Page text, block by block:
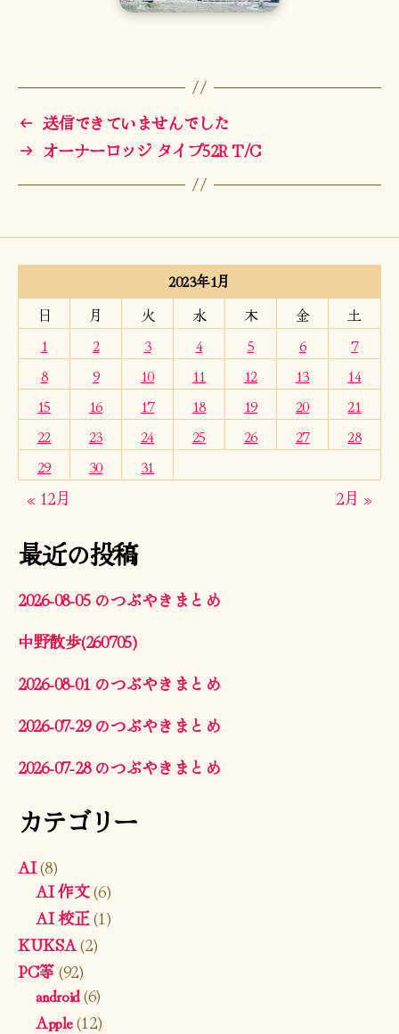
← 送信できていませんでした
→ オーナーロッジ タイプ52R T/C
2023年1月
日
月 火 水 木 金
土
1
2 3 4 5 6
7
8
9 10 11 12 13
14
15
16 17 18 19 20
21
22
23 24 25 26 27
28
29
30 31
« 12月 2月 »
最近の投稿
2026-08-05 のつぶやきまとめ
中野散歩(260705)
2026-08-01 のつぶやきまとめ
2026-07-29 のつぶやきまとめ
2026-07-28 のつぶやきまとめ
カテゴリー
AI(8)
AI 作文(6)
AI 校正(1)
KUKSA(2)
PC等(92)
android(6)
Apple(12)